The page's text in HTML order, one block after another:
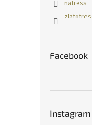
natress
Facebook
Instagram